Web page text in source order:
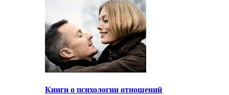
Книги о психологии отношений